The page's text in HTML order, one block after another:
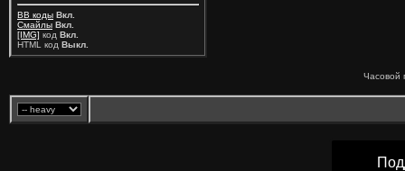
BB коды Вкл.
Смайлы Вкл.
[IMG] код Вкл.
HTML код Выкл.
Часовой